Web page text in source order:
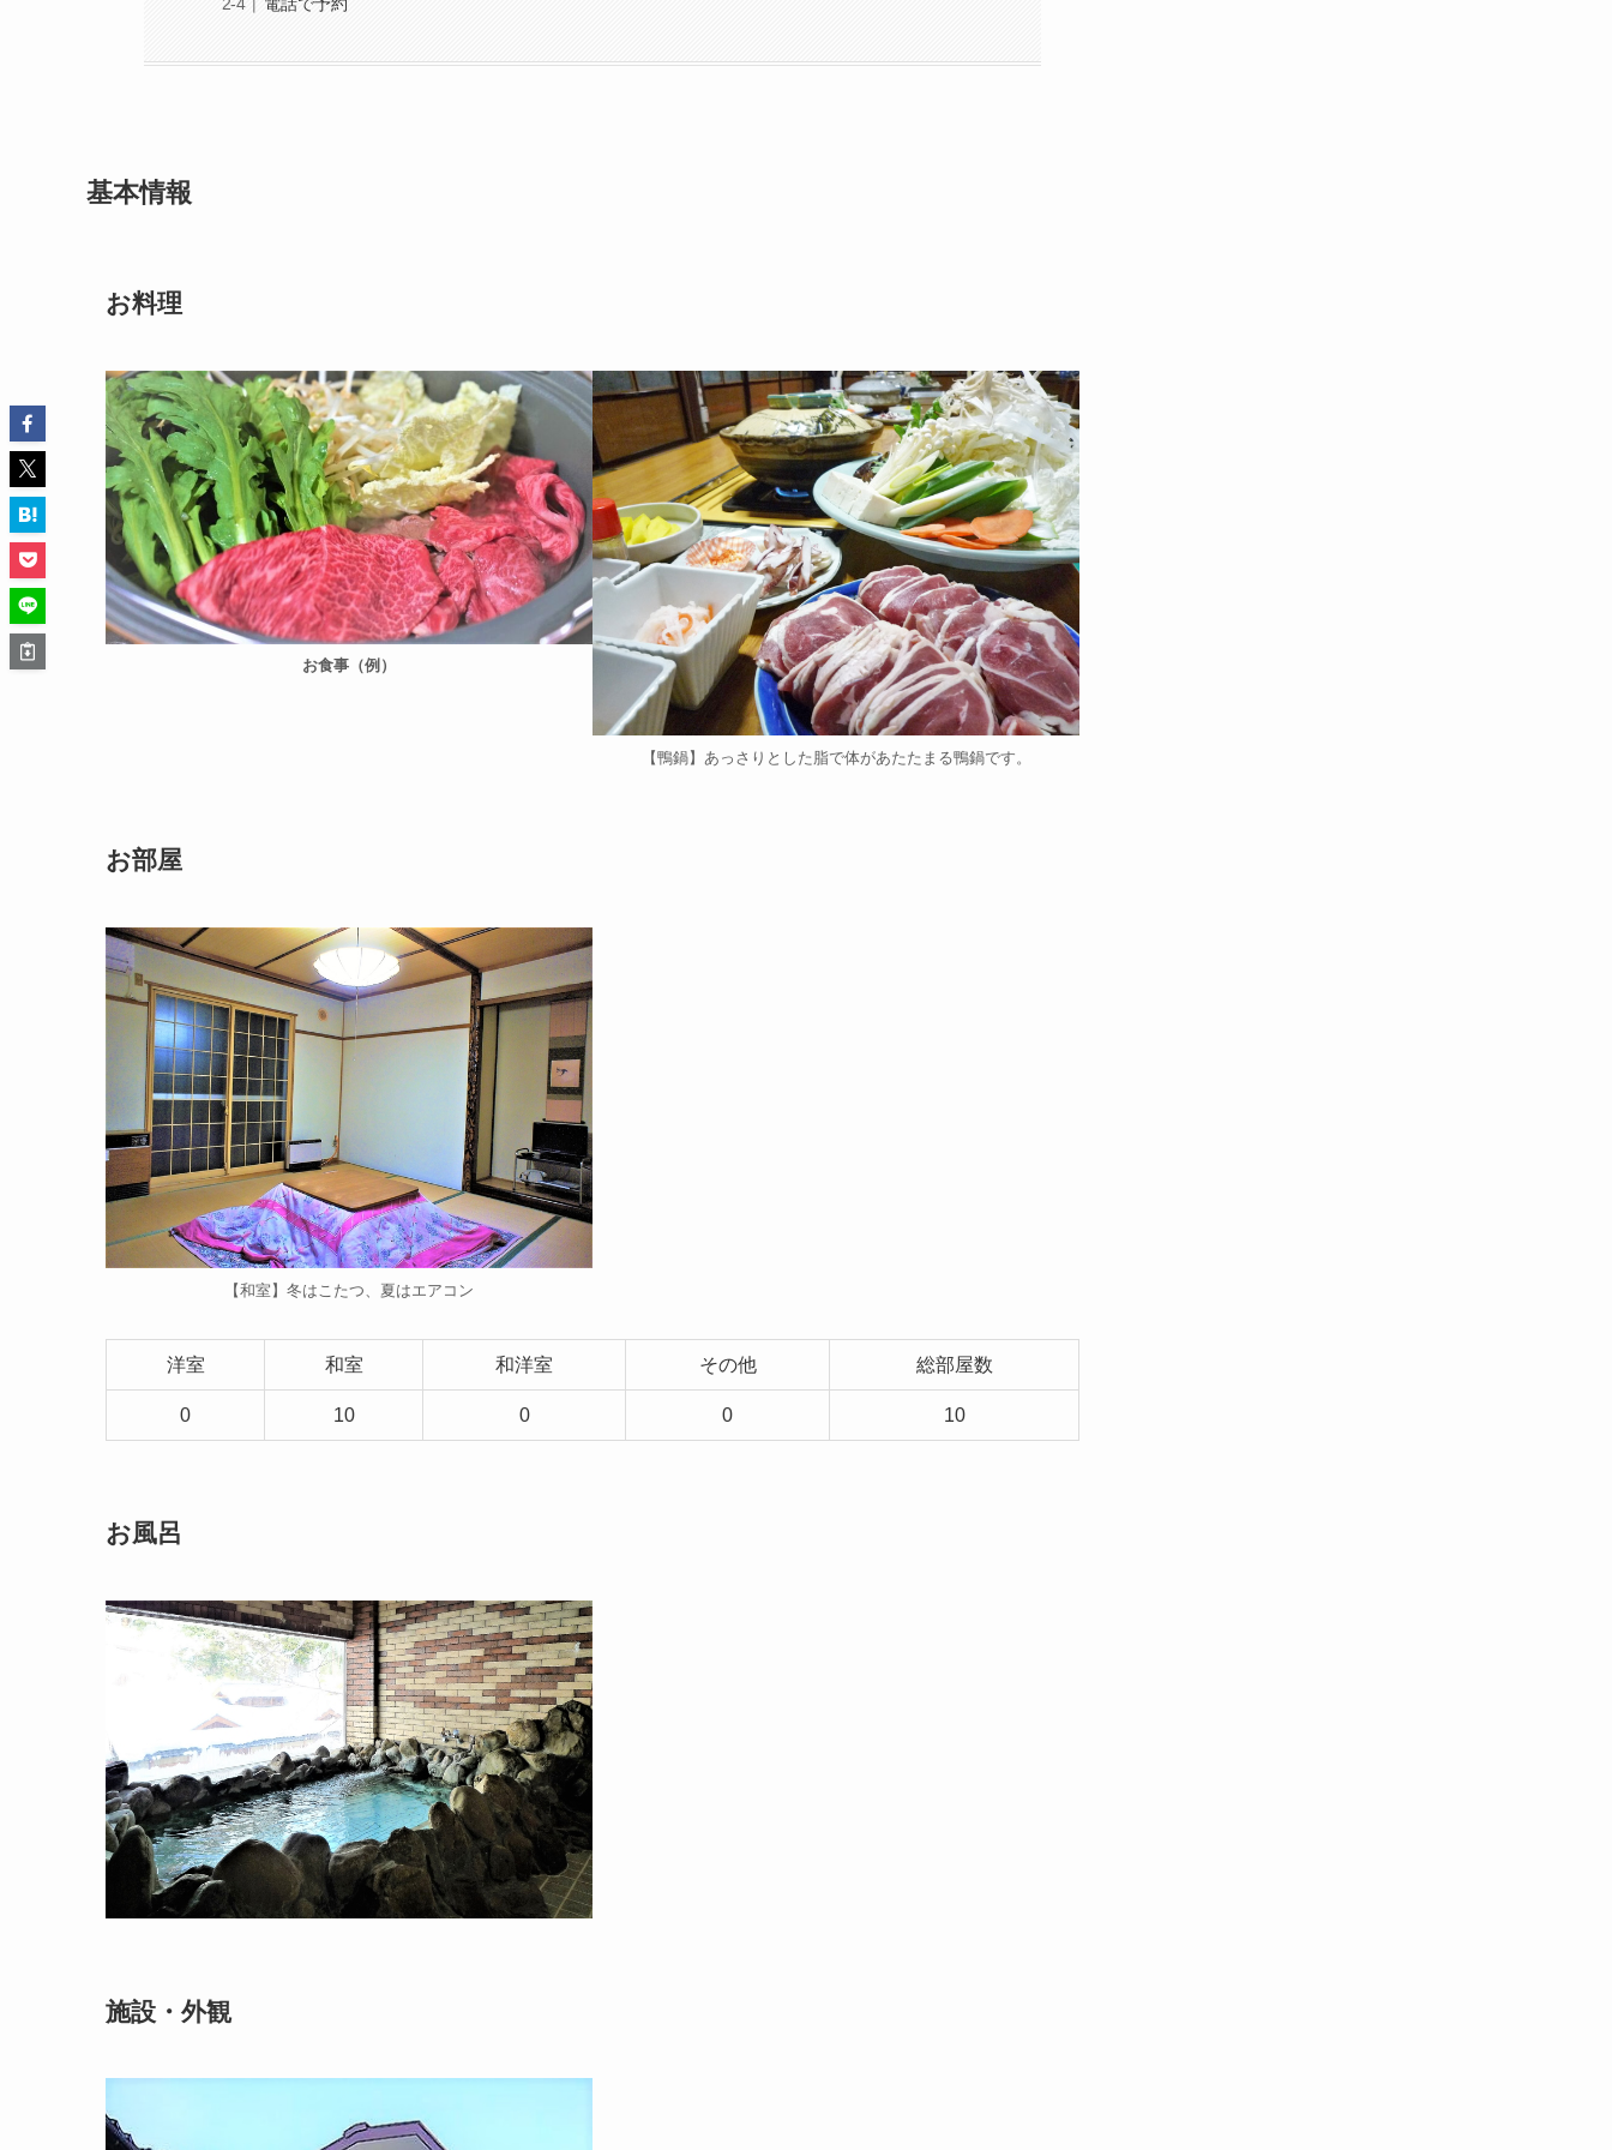
電話で予約
基本情報
お料理
お食事（例）
【鴨鍋】あっさりとした脂で体があたたまる鴨鍋です。
お部屋
【和室】冬はこたつ、夏はエアコン
洋室 和室 和洋室 その他 総部屋数
0 10 0 0 10
お風呂
施設・外観